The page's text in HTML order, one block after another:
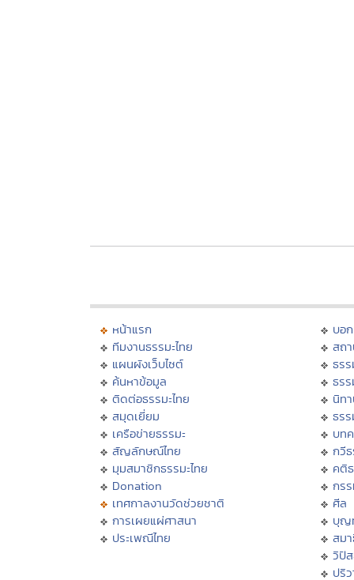
หน้าแรก
ทีมงานธรรมะไทย
แผนผังเว็บไซต์
ค้นหาข้อมูล
ติดต่อธรรมะไทย
สมุดเยี่ยม
เครือข่ายธรรมะ
สัญลักษณ์ไทย
มุมสมาชิกธรรมะไทย
Donation
เทศกาลงานวัดช่วยชาติ
การเผยแผ่ศาสนา
ประเพณีไทย
บอ
สถ
ธร
ธร
นิท
ธร
บท
กวี
คติ
กร
ศีล
บุญ
สม
วิปั
ปริ